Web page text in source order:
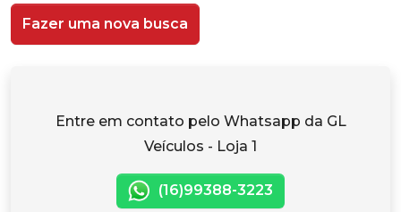
Fazer uma nova busca
Entre em contato pelo Whatsapp da GL
Veículos - Loja 1
(16)99388-3223